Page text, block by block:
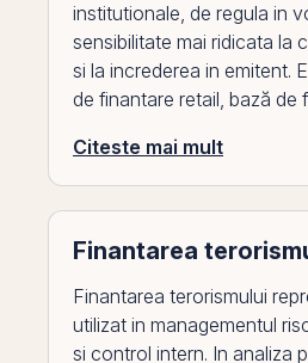
institutionale, de regula in
sensibilitate mai ridicata la
si la increderea in emitent.
de finantare retail, bază de
Citeste mai mult
Finantarea
Finantarea terorismului
utilizat in managementul
si control intern. In analiza